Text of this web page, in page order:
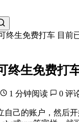
终生免费打车 目前
终生免费打
1 分钟阅读 0 评
自己的账户，然后